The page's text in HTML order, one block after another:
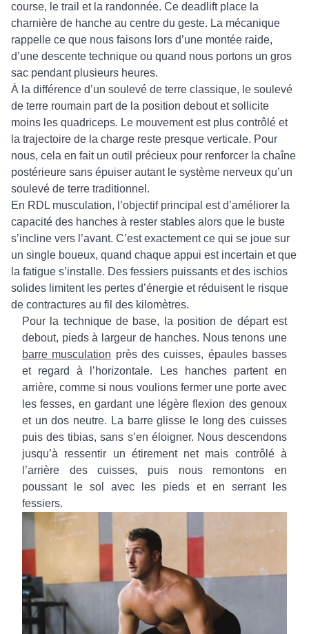
course, le trail et la randonnée. Ce deadlift place la
charnière de hanche au centre du geste. La mécanique
rappelle ce que nous faisons lors d’une montée raide,
d’une descente technique ou quand nous portons un gros
sac pendant plusieurs heures.
À la différence d’un soulevé de terre classique, le soulevé
de terre roumain part de la position debout et sollicite
moins les quadriceps. Le mouvement est plus contrôlé et
la trajectoire de la charge reste presque verticale. Pour
nous, cela en fait un outil précieux pour renforcer la chaîne
postérieure sans épuiser autant le système nerveux qu’un
soulevé de terre traditionnel.
En RDL musculation, l’objectif principal est d’améliorer la
capacité des hanches à rester stables alors que le buste
s’incline vers l’avant. C’est exactement ce qui se joue sur
un single boueux, quand chaque appui est incertain et que
la fatigue s’installe. Des fessiers puissants et des ischios
solides limitent les pertes d’énergie et réduisent le risque
de contractures au fil des kilomètres.
Pour la technique de base, la position de départ est
debout, pieds à largeur de hanches. Nous tenons une
barre musculation près des cuisses, épaules basses
et regard à l’horizontale. Les hanches partent en
arrière, comme si nous voulions fermer une porte avec
les fesses, en gardant une légère flexion des genoux
et un dos neutre. La barre glisse le long des cuisses
puis des tibias, sans s’en éloigner. Nous descendons
jusqu’à ressentir un étirement net mais contrôlé à
l’arrière des cuisses, puis nous remontons en
poussant le sol avec les pieds et en serrant les
fessiers.